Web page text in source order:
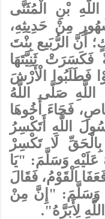
بْنِ الْمُثَنَّى
مِنْ حَدِيثِهِ،
أَنَّ الرُّبَيع بِنْتَ
فَكَسَرَتْ ثَنِيَّتَهَا
فَطَلَبُوا الْأَرْشَ
اللَّهِ صَلَّى اللَّهُ
فَجَاءَ أَخُوهَا
اللَّهِ أَتَكْسِرُ
بِالْحَقِّ لَا تَكْسِرْ
عَلَيْهِ وَسَلَّمَ: "يَا
الْقَوْمُ، فَقَالَ
وَسَلَّمَ: "إِنَّ مِنْ
لِأَبَرَّهُ".